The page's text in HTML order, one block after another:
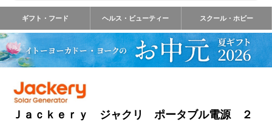
ギフト・フード ヘルス・ビューティー スクール・ホビー
Ｊａｃｋｅｒｙ ジャクリ ポータブル電源 ２